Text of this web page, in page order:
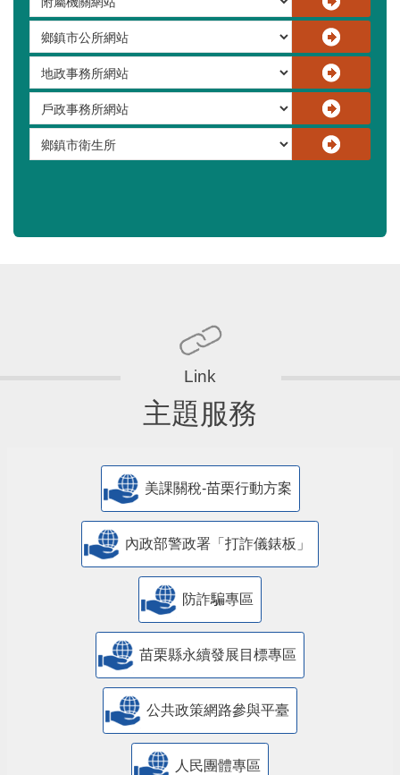
主題服務
美課關稅-苗栗行動方案
內政部警政署「打詐儀錶板」
防詐騙專區
苗栗縣永續發展目標專區
公共政策網路參與平臺
人民團體專區